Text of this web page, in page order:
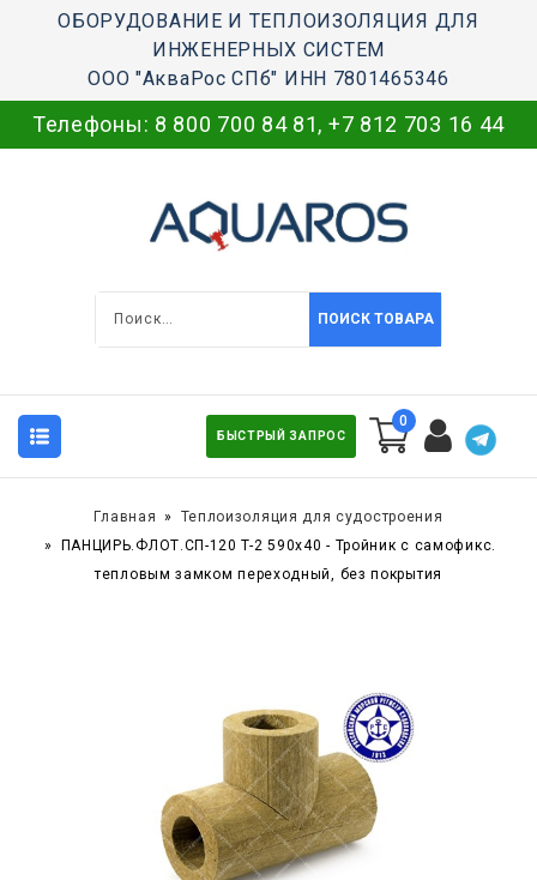
ОБОРУДОВАНИЕ И ТЕПЛОИЗОЛЯЦИЯ ДЛЯ
ИНЖЕНЕРНЫХ СИСТЕМ
ООО "АкваРос СПб" ИНН 7801465346
Телефоны: 8 800 700 84 81, +7 812 703 16 44
ПОИСК ТОВАРА
БЫСТРЫЙ ЗАПРОС
0
Главная
Теплоизоляция для судостроения
ПАНЦИРЬ.ФЛОТ.СП-120 T-2 590x40 - Тройник c самофикс.
тепловым замком переходный, без покрытия